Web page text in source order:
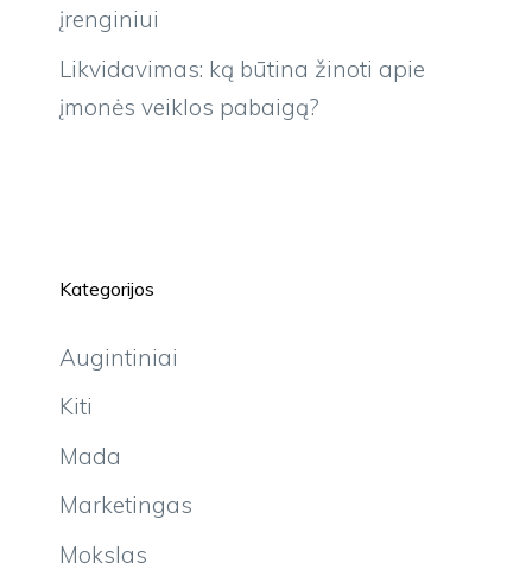
įrenginiui
Likvidavimas: ką būtina žinoti apie
įmonės veiklos pabaigą?
Kategorijos
Augintiniai
Kiti
Mada
Marketingas
Mokslas